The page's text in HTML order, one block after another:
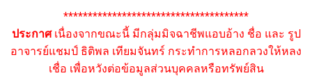
**************************************
ประกาศเนื่องจากขณะนี้ มีกลุ่มมิจฉาชีพแอบอ้าง ชื่อ และ รูป
อาจารย์แชมป์ ธิติพล เทียมจันทร์ กระทำการหลอกลวงให้หลง
เชื่อ เพื่อหวังต่อข้อมูลส่วนบุคคลหรือทรัพย์สิน